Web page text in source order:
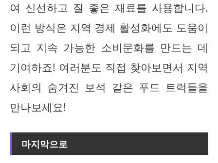
여 신선하고 질 좋은 재료를 사용합니다.
이런 방식은 지역 경제 활성화에도 도움이
되고 지속 가능한 소비문화를 만드는 데
기여하죠! 여러분도 직접 찾아보면서 지역
사회의 숨겨진 보석 같은 푸드 트럭들을
만나보세요!
마지막으로